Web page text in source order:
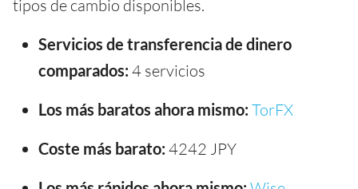
tipos de cambio disponibles.
Servicios de transferencia de dinero
comparados: 4 servicios
Los más baratos ahora mismo: TorFX
Coste más barato: 4242 JPY